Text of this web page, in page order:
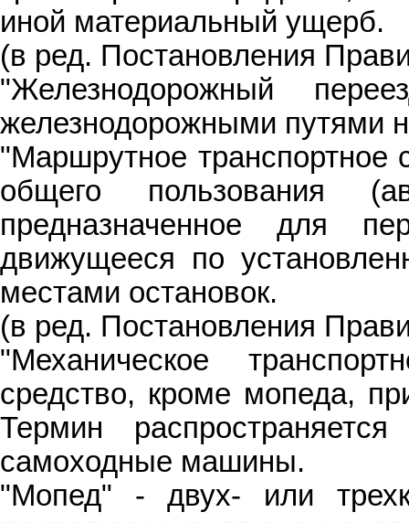
иной материальный ущерб.
(в ред. Постановления
"Железнодорожный
железнодорожными путями
"Маршрутное транспортное
общего пользования
предназначенное для
движущееся по
местами остановок.
(в ред. Постановления
"Механическое
средство, кроме мопеда,
Термин
самоходные машины.
"Мопед" - двух- или